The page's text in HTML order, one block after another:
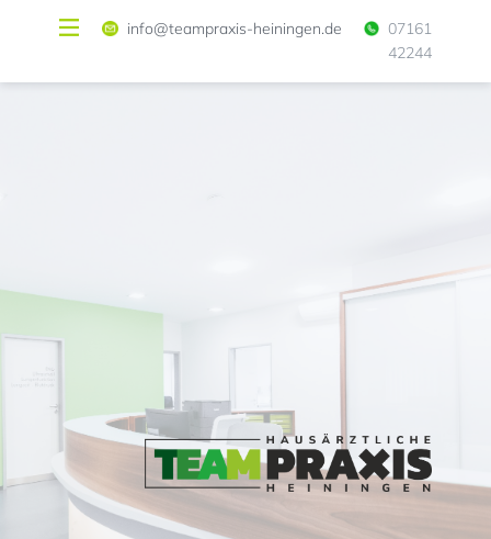
info@teampraxis-heiningen.de
07161
42244